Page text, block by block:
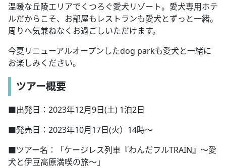
温暖な丘陵エリアでくつろぐ愛犬リゾート。愛犬専用ホテ
ルだからこそ、お部屋もレストランも愛犬とずっと一緒。
周りへ気兼ねなくお過ごしいただけます。
今夏リニューアルオープンしたdog parkも愛犬と一緒に
お楽しみください。
ツアー概要
■出発日：2023年12月9日(土) 1泊2日
■発売日：2023年10月17日(火）14時～
■ツアー名：「ケージレス列車『わんだフルTRAIN』～愛
犬と伊豆高原満喫の旅～」